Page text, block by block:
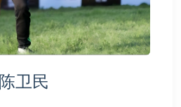
陈卫民